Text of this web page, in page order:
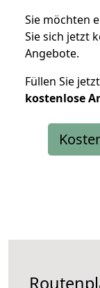
Sie möchten
Sie sich jetzt
Angebote.
Füllen Sie
kostenlose